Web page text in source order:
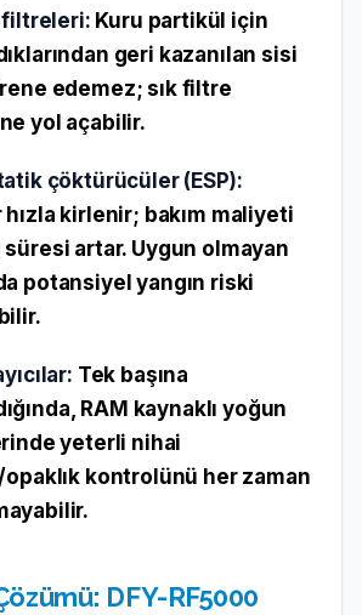
filtreleri: Kuru partikül için
geri kazanılan sisi
edemez; sık filtre
yol açabilir.
çöktürücüler (ESP):
kirlenir; bakım maliyeti
artar. Uygun olmayan
potansiyel yangın riski
Tek başına
RAM kaynaklı yoğun
yeterli nihai
opaklık kontrolünü her zaman
DFY-RF5000